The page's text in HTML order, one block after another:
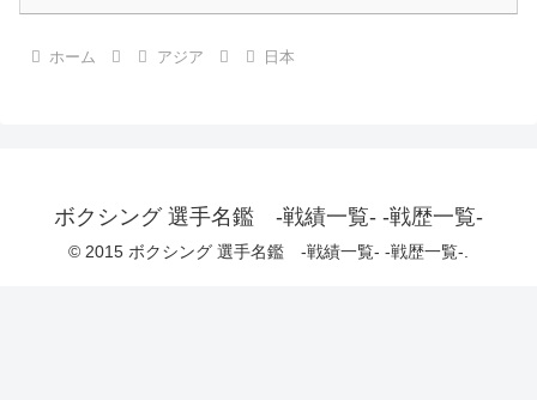
ホーム アジア 日本
ボクシング 選手名鑑 -戦績一覧- -戦歴一覧-
© 2015 ボクシング 選手名鑑 -戦績一覧- -戦歴一覧-.